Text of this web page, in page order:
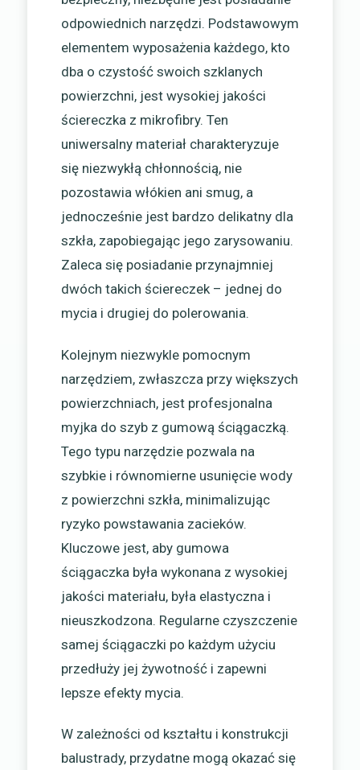
odpowiednich narzędzi. Podstawowym
elementem wyposażenia każdego, kto
dba o czystość swoich szklanych
powierzchni, jest wysokiej jakości
ściereczka z mikrofibry. Ten
uniwersalny materiał charakteryzuje
się niezwykłą chłonnością, nie
pozostawia włókien ani smug, a
jednocześnie jest bardzo delikatny dla
szkła, zapobiegając jego zarysowaniu.
Zaleca się posiadanie przynajmniej
dwóch takich ściereczek – jednej do
mycia i drugiej do polerowania.
Kolejnym niezwykle pomocnym
narzędziem, zwłaszcza przy większych
powierzchniach, jest profesjonalna
myjka do szyb z gumową ściągaczką.
Tego typu narzędzie pozwala na
szybkie i równomierne usunięcie wody
z powierzchni szkła, minimalizując
ryzyko powstawania zacieków.
Kluczowe jest, aby gumowa
ściągaczka była wykonana z wysokiej
jakości materiału, była elastyczna i
nieuszkodzona. Regularne czyszczenie
samej ściągaczki po każdym użyciu
przedłuży jej żywotność i zapewni
lepsze efekty mycia.
W zależności od kształtu i konstrukcji
balustrady, przydatne mogą okazać się